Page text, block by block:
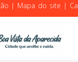
| Mapa do site |